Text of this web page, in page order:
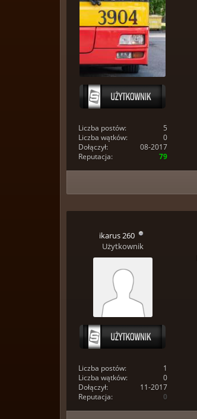
Liczba postów:
5
Liczba wątków:
0
Dołączył:
08-2017
Reputacja:
79
ikarus 260
Użytkownik
Liczba postów:
1
Liczba wątków:
0
Dołączył:
11-2017
Reputacja:
0